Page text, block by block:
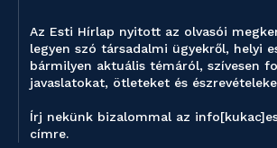
Az Esti Hírlap nyitott az olvasói
legyen szó társadalmi ügyekről, helyi
bármilyen aktuális témáról, szívesen
javaslatokat, ötleteket és
Írj nekünk bizalommal az
címre.